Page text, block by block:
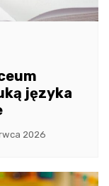
języka
2026